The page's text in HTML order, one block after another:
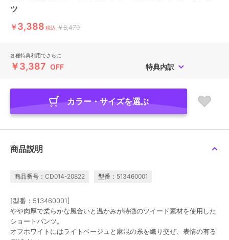
ツ
￥3,388 税込 ￥8,470
各種特典利用でさらに
￥3,387 OFF 特典内訳
カラー・サイズを選ぶ
商品説明
商品番号：CD014-20822 型番：513460001
[型番：513460001]
やや肉厚で柔らかな風合いと温かみが特徴のツイード素材を使用した
ショートパンツ。
オフホワイトにはライトベージュと麻混の糸を織り交ぜ、表情の有る